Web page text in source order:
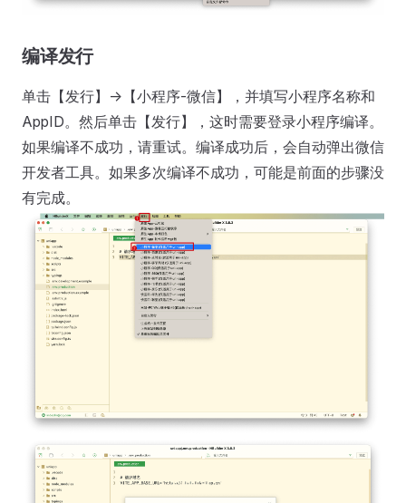
编译发行
单击【发行】->【小程序-微信】，并填写小程序名称和
AppID。然后单击【发行】，这时需要登录小程序编译。
如果编译不成功，请重试。编译成功后，会自动弹出微信
开发者工具。如果多次编译不成功，可能是前面的步骤没
有完成。